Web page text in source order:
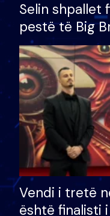
Selin shpallet
pestë të Big
çmimin e
Vendi i tretë
është finalisti